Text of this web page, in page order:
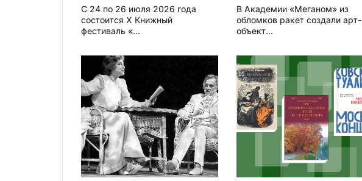
С 24 по 26 июля 2026 года
состоится X Книжный
фестиваль «...
В Академии «Меганом» из
обломков ракет создали арт-
объект...